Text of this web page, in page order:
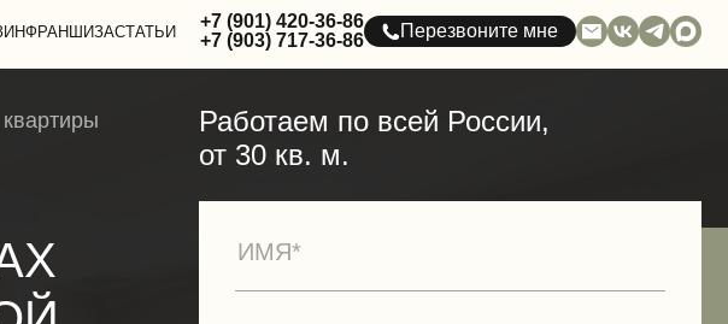
ФРАНШИЗАСТАТЬИ
+7 (901) 420-36-86
+7 (903) 717-36-86
Перезвоните мне
Работаем по всей России,
от 30 кв. м.